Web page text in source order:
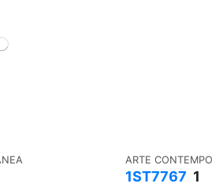
ARTE
1ST7767 1